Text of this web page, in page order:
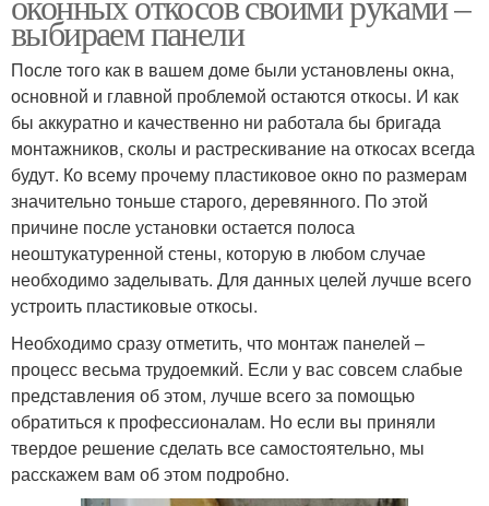
выбираем панели
После того как в вашем доме были установлены окна,
основной и главной проблемой остаются откосы. И как
бы аккуратно и качественно ни работала бы бригада
монтажников, сколы и растрескивание на откосах всегда
будут. Ко всему прочему пластиковое окно по размерам
значительно тоньше старого, деревянного. По этой
причине после установки остается полоса
неоштукатуренной стены, которую в любом случае
необходимо заделывать. Для данных целей лучше всего
устроить пластиковые откосы.
Необходимо сразу отметить, что монтаж панелей –
процесс весьма трудоемкий. Если у вас совсем слабые
представления об этом, лучше всего за помощью
обратиться к профессионалам. Но если вы приняли
твердое решение сделать все самостоятельно, мы
расскажем вам об этом подробно.